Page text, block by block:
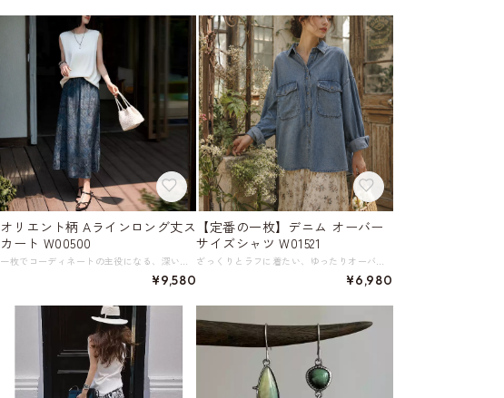
オリエント柄 Aラインロング丈ス
カート W00500
一枚でコーディネートの主役になる、深い藍色のオリエンタル柄のロングスカート。 軽やかで気品を持つ厳選された桑絹混の生地は、真珠のような上品でほのかな柔らかな光沢を放ちます。 手触りは柔らかく滑らかで吸湿性と通気性に優れ、肌触りも抜群。 柄の配置と色合いが絶妙で、見る角度によって表情を変えます。 足元をすっきりと見せてくれるロング丈は、サンダルやフラットシューズとの相性も抜群。 サイドにさりげなく入ったスリットが、動きやすさと女性らしさを両立させています。 リゾートスタイルや、ちょっとしたお出かけにもおすすめ。 夏の気分を盛り上げてくれる一枚です。 《サイズ》 S : ウエスト64cm ヒップ101cm スカート丈83cm 参考体重～52㎏ M : ウエスト68cm ヒップ105cm スカート丈84.2cm 参考体重52～57㎏ L : ウエスト72cm ヒップ109cm スカート丈85.4cm 参考体重57～62㎏ XL : ウエスト76cm ヒップ113cm スカート丈86.6cm 参考体重62～68㎏ ※採寸方法により1～3cmの誤差がある場合がございます 《素材》 シルク50％ ポリエステル50％ ※裏地なしタイプ（透け感はありません） ◇サイズで迷ったらこちらをチェック https://harmonique.my.canva.site/dagieuhhs-e ◇商品を購入する前にこちらの【ご購入前に必ずお読みください】をご確認の上お買い求めください。 https://shop.harmonique.net/blog/2024/06/25/010751 《注意事項》 *harmoniqueではお客様からのご注文を受け、お客様の商品を製作・取り寄せしております。 *基本的にお取り寄せ商品となるため、発送までに《1～3週間前後》お時間をいただいております。 *ご覧いただいているPCやスマートフォンの画面により実物と多少色合いが異なる場合がございます。 *イメージ違いやサイズ違い等、その他お客様都合によりますキャンセル・返品交換はご遠慮ください。 トップページはこちら https://shop.harmonique.net/
¥9,580
【定番の一枚】デニム オーバー
サイズシャツ W01521
ざっくりとラフに着たい、ゆったりオーバーサイズの定番デニムシャツ。 程よいゆとりが、体型をカバーしながらリラックス感のある着こなしを演出し、こなれた雰囲気をプラスしてくれます。 デニムならではの風合いを持ち、なめらかな着心地の良い素材と、端正で間違いのないシルエットが魅力です。 カジュアルなボトムスに合わせて格好よく。 また、きれいめなアイテムとのミックススタイルにも相性抜群の、幅広く活躍する愛される一着です。 《サイズ》 裄丈82cm 胸囲120cm 着丈71cm 肩～袖丈72cm 参考体重45～74㎏ ※採寸方法により1～3cmの誤差がある場合がございます。 ※モデル 身長165cm 体重49kg（B/85cm） 《素材》 レーヨン ◇人気のおすすめアイテムをもっと見る https://shop.harmonique.net/categories/5911182 ◇商品を購入する前にこちらの【ご購入前に必ずお読みください】をご確認の上お買い求めください。 https://shop.harmonique.net/blog/2024/06/25/010751 《注意事項》 *harmoniqueではお客様からのご注文を受け、お客様の商品を製作・取り寄せしております。 *基本的にお取り寄せ商品となるため、発送までに《1～3週間前後》お時間をいただいております。 *ご覧いただいているPCやスマートフォンの画面により実物と多少色合いが異なる場合がございます。 *イメージ違いやサイズ違い等、その他お客様都合によりますキャンセル・返品交換はご遠慮ください。 トップページはこちら https://shop.harmonique.net/
¥6,980